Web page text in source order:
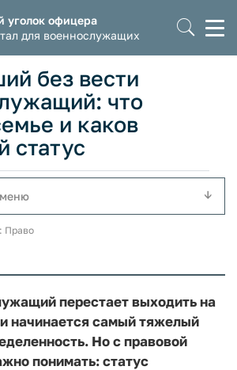
уголок офицера
для военнослужащих
без вести
что
и каков
статус
Право
перестает выходить на
начинается самый тяжелый
Но с правовой
понимать: статус